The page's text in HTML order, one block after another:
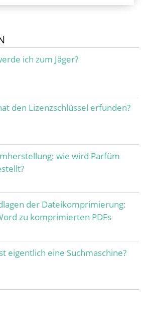
ich zum Jäger?
den Lizenzschlüssel erfunden?
wie wird Parfüm
der Dateikomprimierung:
zu komprimierten PDFs
eigentlich eine Suchmaschine?